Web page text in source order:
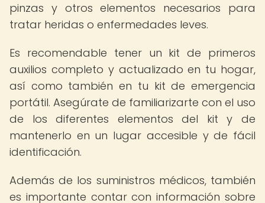
pinzas y otros elementos necesarios para
tratar heridas o enfermedades leves.
Es recomendable tener un kit de primeros
auxilios completo y actualizado en tu hogar,
así como también en tu kit de emergencia
portátil. Asegúrate de familiarizarte con el uso
de los diferentes elementos del kit y de
mantenerlo en un lugar accesible y de fácil
identificación.
Además de los suministros médicos, también
es importante contar con información sobre